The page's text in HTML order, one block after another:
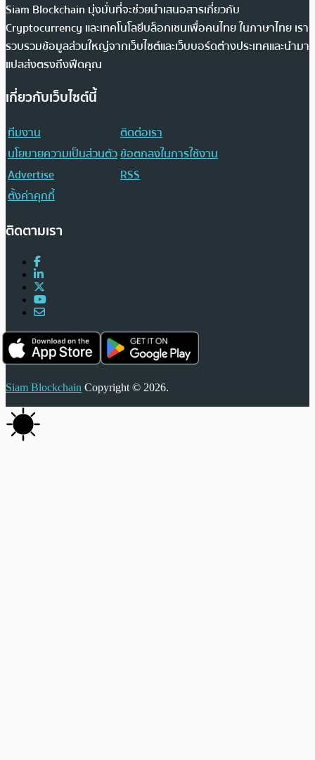
Siam Blockchain มุ่งมั่นที่จะช่วยนำเสนอสารเกี่ยวกับ
Cryptocurrency และเทคโนโลยีบล็อกเชนเพื่อคนไทย ในภาษาไทย เรา
รวบรวมข้อมูลส่วนใหญ่จากเว็บไซต์และเว็บบอร์ดต่างประเทศและนำมา
แปลส่งตรงถึงฟีดคุณ
เกี่ยวกับเว็บไซต์นี้
ทีมงาน
ติดต่อเรา
นโยบายความเป็นส่วนตัวข้อตกลงในการใช้งาน
Advertise
RSS
ตั้งค่าคุกกี้
ติดตามเรา
Siam Blockchain Copyright © 2026.